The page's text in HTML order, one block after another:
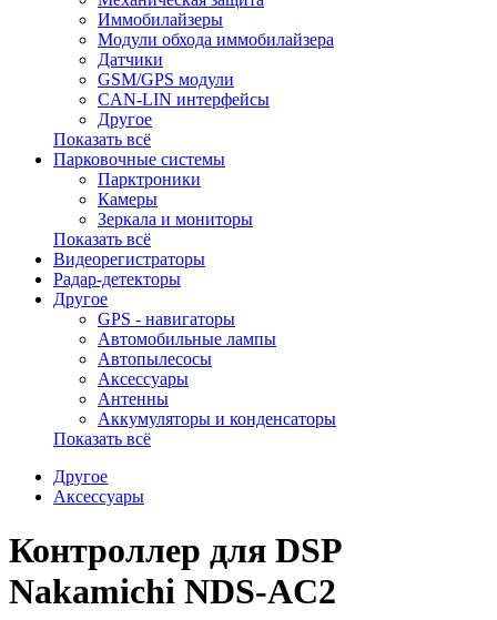
Иммобилайзеры
Модули обхода иммобилайзера
Датчики
GSM/GPS модули
CAN-LIN интерфейсы
Другое
Показать всё
Парковочные системы
Парктроники
Камеры
Зеркала и мониторы
Показать всё
Видеорегистраторы
Радар-детекторы
Другое
GPS - навигаторы
Автомобильные лампы
Автопылесосы
Аксессуары
Антенны
Аккумуляторы и конденсаторы
Показать всё
Другое
Аксессуары
Контроллер для DSP
Nakamichi NDS-AC2